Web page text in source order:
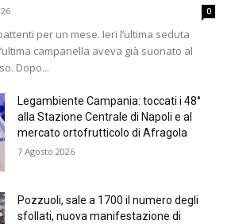
0
per un mese. Ieri l’ultima seduta
campanella aveva già suonato al
Dopo...
Legambiente Campania: toccati i 48°
alla Stazione Centrale di Napoli e al
mercato ortofrutticolo di Afragola
7 Agosto 2026
Pozzuoli, sale a 1700 il numero degli
sfollati, nuova manifestazione di